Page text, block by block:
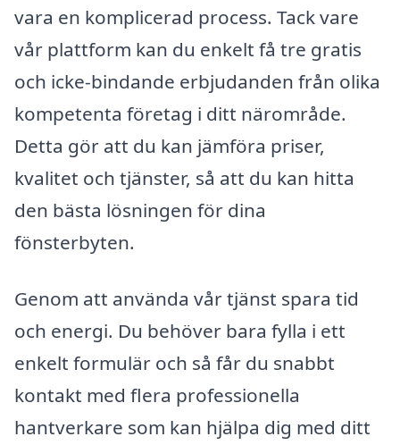
vara en komplicerad process. Tack vare
vår plattform kan du enkelt få tre gratis
och icke-bindande erbjudanden från olika
kompetenta företag i ditt närområde.
Detta gör att du kan jämföra priser,
kvalitet och tjänster, så att du kan hitta
den bästa lösningen för dina
fönsterbyten.
Genom att använda vår tjänst spara tid
och energi. Du behöver bara fylla i ett
enkelt formulär och så får du snabbt
kontakt med flera professionella
hantverkare som kan hjälpa dig med ditt